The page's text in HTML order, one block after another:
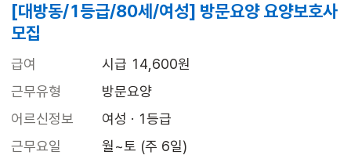
[대방동/1등급/80세/여성] 방문요양 요양보호사
모집
급여
시급 14,600원
근무유형
방문요양
어르신정보
여성 · 1등급
근무요일
월~토 (주 6일)